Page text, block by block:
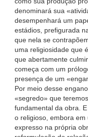
denominará sua
desempenhará um
estádios, prefigurada
que nela se
uma religiosidade que
que abertamente
começa com um
presença de um
Por meio desse
«segredo» que
fundamental da obra.
o religioso, embora
expresso na própria